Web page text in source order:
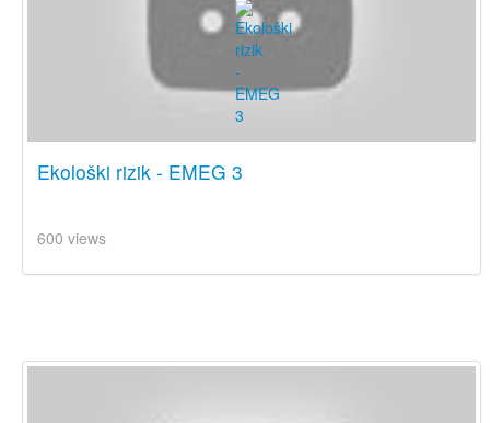
Ekološki rizik - EMEG 3
600 views